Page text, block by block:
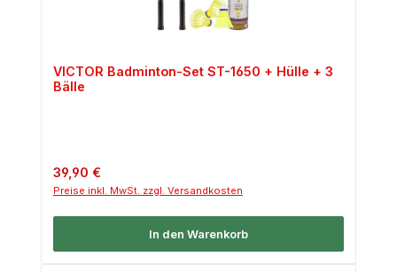
VICTOR Badminton-Set ST-1650 + Hülle + 3
Bälle
Regulärer Preis:
39,90 €
Preise inkl. MwSt. zzgl. Versandkosten
In den Warenkorb